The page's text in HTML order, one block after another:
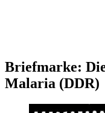
Briefmarke:
Malaria (DDR)